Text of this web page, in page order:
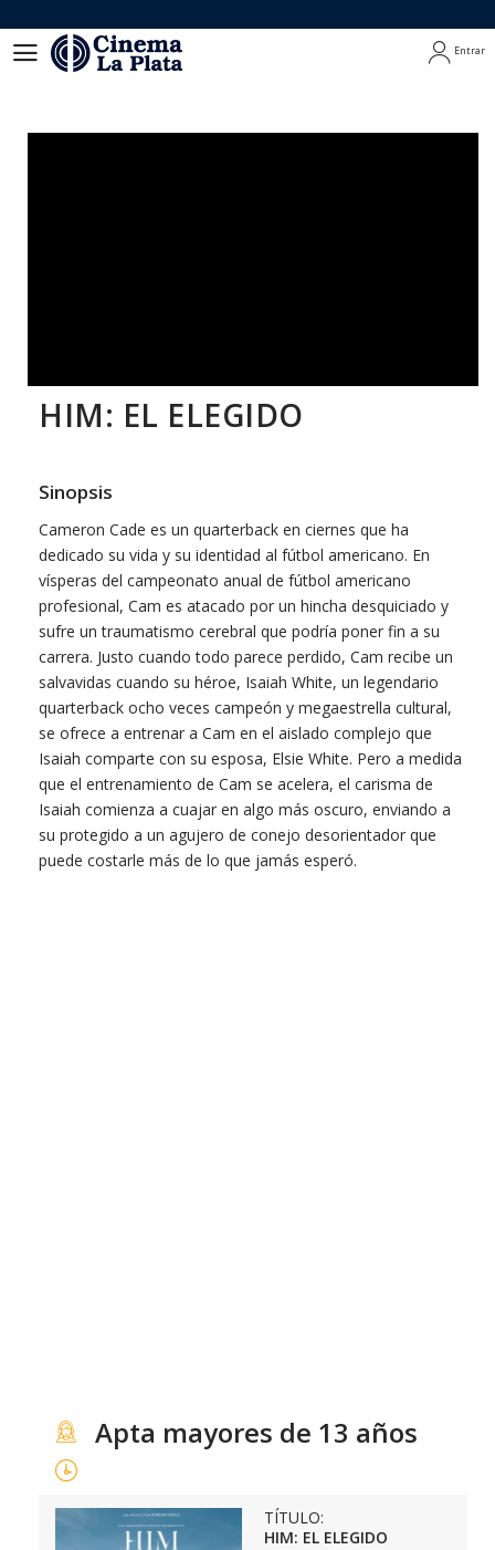
Entrar
HIM: EL ELEGIDO
Sinopsis
Cameron Cade es un quarterback en ciernes que ha
dedicado su vida y su identidad al fútbol americano. En
vísperas del campeonato anual de fútbol americano
profesional, Cam es atacado por un hincha desquiciado y
sufre un traumatismo cerebral que podría poner fin a su
carrera. Justo cuando todo parece perdido, Cam recibe un
salvavidas cuando su héroe, Isaiah White, un legendario
quarterback ocho veces campeón y megaestrella cultural,
se ofrece a entrenar a Cam en el aislado complejo que
Isaiah comparte con su esposa, Elsie White. Pero a medida
que el entrenamiento de Cam se acelera, el carisma de
Isaiah comienza a cuajar en algo más oscuro, enviando a
su protegido a un agujero de conejo desorientador que
puede costarle más de lo que jamás esperó.
Apta mayores de 13 años
TÍTULO:
HIM: EL ELEGIDO